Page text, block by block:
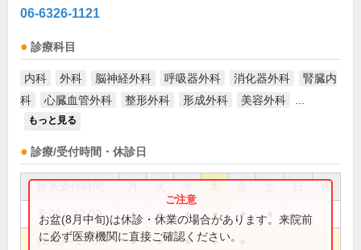
06-6326-1121
診療科目
内科 外科 脳神経外科 呼吸器外科 消化器外科
腎臓内
科
心臓血管外科 整形外科 形成外科 美容外科
もっと見る
診療/受付時間・休診日
祝
8:00～12:00 ● ● ● ● ●
12:30～17:00 ● ● ● ●
お盆(8月中旬)は休診・休業の場合があります。来院前
に必ず医療機関に直接ご確認ください。